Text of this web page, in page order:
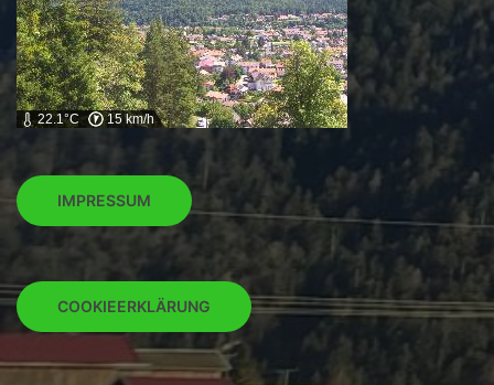
22.1°C 15 km/h
IMPRESSUM
COOKIEERKLÄRUNG